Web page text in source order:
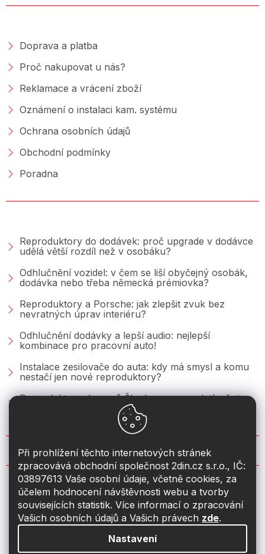
Při prohlížení těchto internetových stránek
zpracovává obchodní společnost 2din.cz s.r.o., IČ:
03897613 Vaše osobní údaje, včetně cookies, za
účelem hodnocení návštěvnosti webu a tvorby
souvisejících statistik. Více informací o zpracování
Vašich osobních údajů a Vašich právech zde.
Nastavení
Doprava a platba
Proč nakupovat u nás?
Reklamace a vrácení zboží
Oznámení o instalaci kam. systému
Ochrana osobních údajů
Obchodní podmínky
Poradna
Reproduktory do dodávek: proč upgrade v dodávce
udělá větší rozdíl než v osobáku?
Odhlučnění vozidel: v čem se liší obyčejný osobák,
dodávka nebo třeba německá prémiovka?
Reproduktory a Porsche: jak zlepšit zvuk bez
nevratných úprav interiéru?
Odhlučnění dodávky a lepší audio: nejlepší
kombinace pro pracovní auto!
Instalace zesilovače do auta: kdy má smysl a komu
nestačí jen nové reproduktory?
Reproduktory do vozů Škoda: co se vyplatí měnit u
Fabie, Octavie a Superbu?
KONTAKT
info@2din.cz
774 19 55 33